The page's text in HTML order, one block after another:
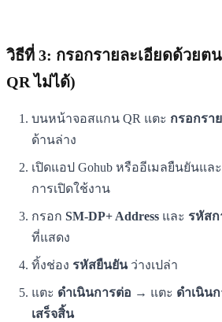
วิธีที่ 3: กรอกรายละเอียดด้วยต
QR ไม่ได้)
บนหน้าจอสแกน QR แตะ กรอกรา
ด้านล่าง
เปิดแอป Gohub หรืออีเมลยืนยันแล
การเปิดใช้งาน
กรอก SM-DP+ Address และ รหัสก
ที่แสดง
ทิ้งช่อง รหัสยืนยันว่างเปล่า
แตะ ดำเนินการต่อ → แตะ ดำเนิน
เสร็จสิ้น